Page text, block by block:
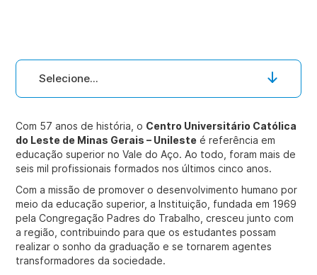
Selecione...
Com 57 anos de história, o Centro Universitário Católica
do Leste de Minas Gerais – Unileste é referência em
educação superior no Vale do Aço. Ao todo, foram mais de
seis mil profissionais formados nos últimos cinco anos.
Com a missão de promover o desenvolvimento humano por
meio da educação superior, a Instituição, fundada em 1969
pela Congregação Padres do Trabalho, cresceu junto com
a região, contribuindo para que os estudantes possam
realizar o sonho da graduação e se tornarem agentes
transformadores da sociedade.